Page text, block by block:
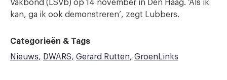
Vakbond (LSVb) op 14 november in Den Haag. ‘Als ik
kan, ga ik ook demonstreren’, zegt Lubbers.
Categorieën & Tags
Nieuws
DWARS Gerard Rutten GroenLinks